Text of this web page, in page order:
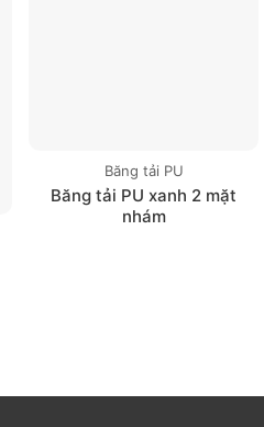
Băng tải PU
Băng tải PU xanh 2 mặt
nhám